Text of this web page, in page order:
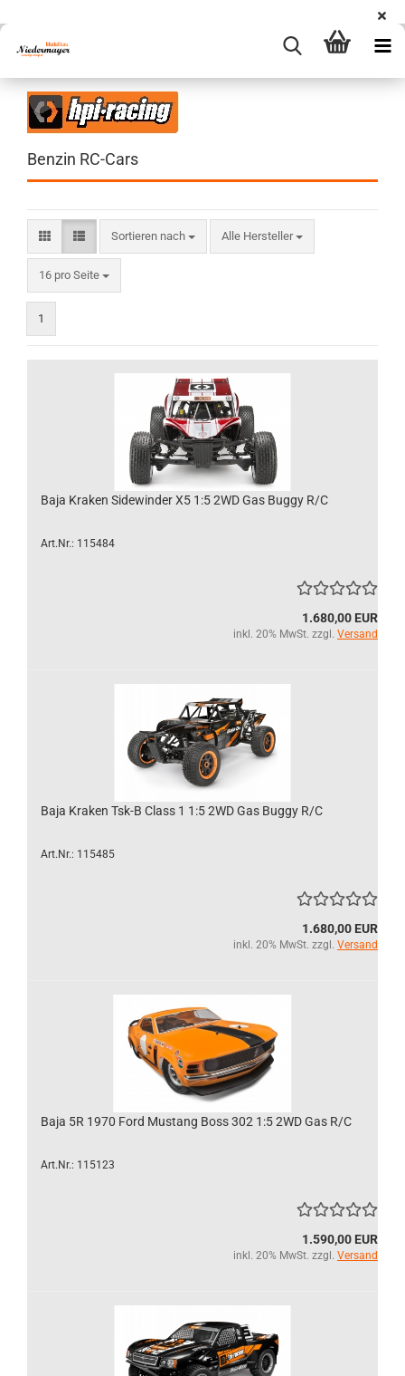
Benzin RC-Cars
Sortieren nach
Sortieren nach Alle Hersteller
16 pro Seite
pro Seite
1
Baja Kraken Sidewinder X5 1:5 2WD Gas Buggy R/C
Art.Nr.: 115484
1.680,00 EUR
inkl. 20% MwSt. zzgl. Versand
Baja Kraken Tsk-B Class 1 1:5 2WD Gas Buggy R/C
Art.Nr.: 115485
1.680,00 EUR
inkl. 20% MwSt. zzgl. Versand
Baja 5R 1970 Ford Mustang Boss 302 1:5 2WD Gas R/C
Art.Nr.: 115123
1.590,00 EUR
inkl. 20% MwSt. zzgl. Versand